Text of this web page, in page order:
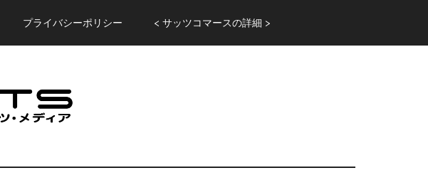
プライバシーポリシー < サッツコマースの詳細 >